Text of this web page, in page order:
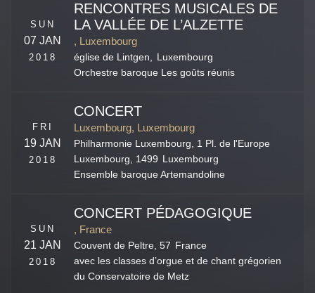
SUN
07 JAN
2018
RENCONTRES MUSICALES DE
LA VALLÉE DE L’ALZETTE
, Luxembourg
église de Lintgen, Luxembourg
Orchestre baroque Les goûts réunis
FRI
19 JAN
2018
CONCERT
Luxembourg, Luxembourg
Philharmonie Luxembourg, 1 Pl. de l'Europe
Luxembourg, 1499 Luxembourg
Ensemble baroque Artemandoline
SUN
21 JAN
2018
CONCERT PÉDAGOGIQUE
, France
Couvent de Peltre,57 France
avec les classes d’orgue et de chant grégorien
du Conservatoire de Metz